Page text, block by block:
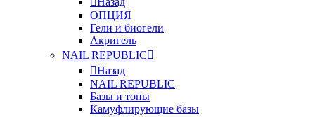
ОПЦИЯ
Гели и биогели
Акригель
NAIL REPUBLIC
Назад
NAIL REPUBLIC
Базы и топы
Камуфлирующие базы